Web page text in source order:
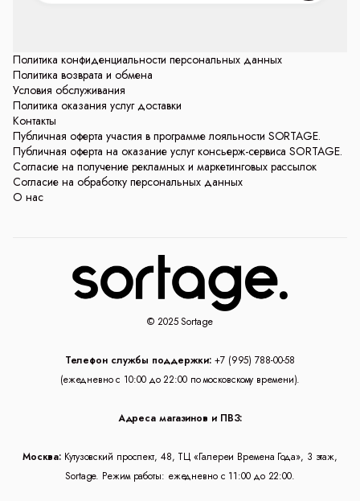
Политика конфиденциальности персональных данных
Политика возврата и обмена
Условия обслуживания
Политика оказания услуг доставки
Контакты
Публичная оферта участия в программе лояльности SORTAGE.
Публичная оферта на оказание услуг консьерж-сервиса SORTAGE.
Согласие на получение рекламных и маркетинговых рассылок
Согласие на обработку персональных данных
О нас
© 2025 Sortage
Телефон службы поддержки: +7 (995) 788-00-58
(ежедневно с 10:00 до 22:00 по московскому времени).
Адреса магазинов и ПВЗ:
Москва: Кутузовский проспект, 48, ТЦ «Галереи Времена Года», 3 этаж,
Sortage. Режим работы: ежедневно с 11:00 до 22:00.